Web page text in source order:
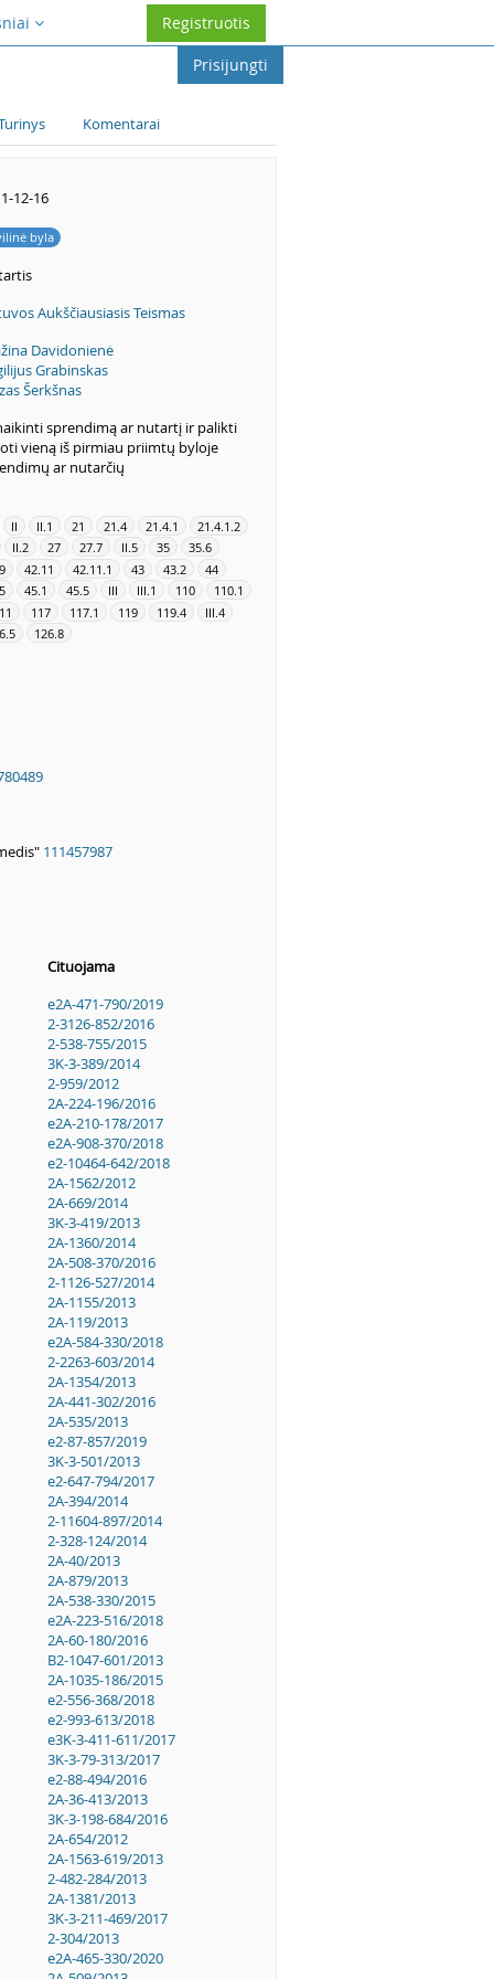
Registruotis
Prisijungti
Komentarai
12-16
byla
Aukščiausiasis Teismas
Davidonienė
Grabinskas
Šerkšnas
sprendimą ar nutartį ir palikti
vieną iš pirmiau priimtų byloje
ar nutarčių
II II.1 21 21.4 21.4.1
21.4.1.2
II.2
27 27.7 II.5 35
35.6
42.11 42.11.1 43 43.2
44
45.1 45.5 III III.1 110
110.1
117 117.1 119 119.4
III.4
126.8
111457987
Cituojama
e2A-471-790/2019
2-3126-852/2016
2-538-755/2015
3K-3-389/2014
2-959/2012
2A-224-196/2016
e2A-210-178/2017
e2A-908-370/2018
e2-10464-642/2018
2A-1562/2012
2A-669/2014
3K-3-419/2013
2A-1360/2014
2A-508-370/2016
2-1126-527/2014
2A-1155/2013
2A-119/2013
e2A-584-330/2018
2-2263-603/2014
2A-1354/2013
2A-441-302/2016
2A-535/2013
e2-87-857/2019
3K-3-501/2013
e2-647-794/2017
2A-394/2014
2-11604-897/2014
2-328-124/2014
2A-40/2013
2A-879/2013
2A-538-330/2015
e2A-223-516/2018
2A-60-180/2016
B2-1047-601/2013
2A-1035-186/2015
e2-556-368/2018
e2-993-613/2018
e3K-3-411-611/2017
3K-3-79-313/2017
e2-88-494/2016
2A-36-413/2013
3K-3-198-684/2016
2A-654/2012
2A-1563-619/2013
2-482-284/2013
2A-1381/2013
3K-3-211-469/2017
2-304/2013
e2A-465-330/2020